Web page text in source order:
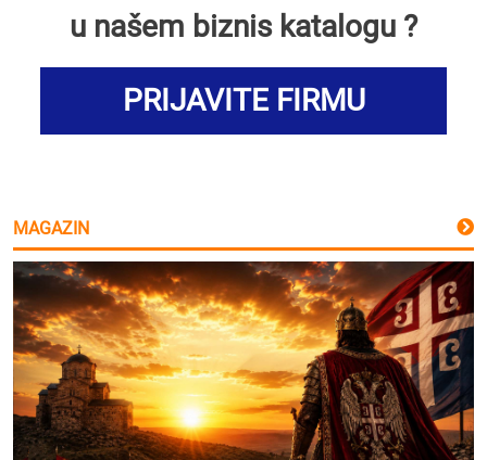
u našem biznis katalogu ?
PRIJAVITE FIRMU
MAGAZIN